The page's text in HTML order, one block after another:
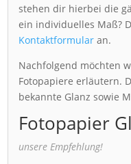
stehen dir hierbei die
ein individuelles Maß?
Kontaktformular an.
Nachfolgend möchten
Fotopapiere erläutern.
bekannte Glanz sowie
Fotopapier
unsere Empfehlung!